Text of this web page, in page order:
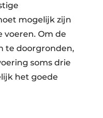
mogelijk zijn
voeren. Om de
te doorgronden,
soms drie
het goede